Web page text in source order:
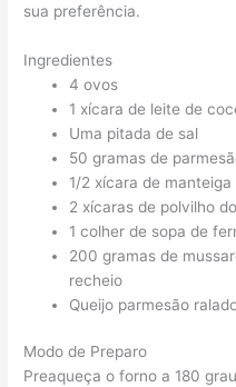
sua preferência.
Ingredientes
4 ovos
1 xícara de leite de
Uma pitada de sal
50 gramas de
1/2 xícara de
2 xícaras de polvilho
1 colher de sopa de
200 gramas de
recheio
Queijo parmesão
Modo de Preparo
Preaqueça o forno a 180